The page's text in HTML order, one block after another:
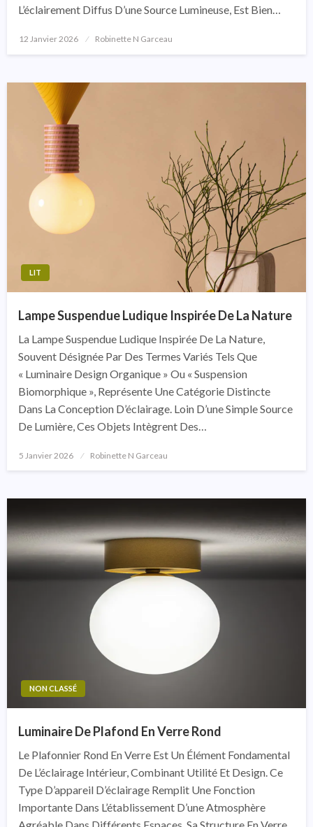
L’éclairement Diffus D’une Source Lumineuse, Est Bien…
Posted
12 Janvier 2026 Robinette N Garceau
LIT
Lampe Suspendue Ludique Inspirée De La Nature
La Lampe Suspendue Ludique Inspirée De La Nature,
Souvent Désignée Par Des Termes Variés Tels Que
« Luminaire Design Organique » Ou « Suspension
Biomorphique », Représente Une Catégorie Distincte
Dans La Conception D’éclairage. Loin D’une Simple Source
De Lumière, Ces Objets Intègrent Des…
Posted
5 Janvier 2026 Robinette N Garceau
NON CLASSÉ
Luminaire De Plafond En Verre Rond
Le Plafonnier Rond En Verre Est Un Élément Fondamental
De L’éclairage Intérieur, Combinant Utilité Et Design. Ce
Type D’appareil D’éclairage Remplit Une Fonction
Importante Dans L’établissement D’une Atmosphère